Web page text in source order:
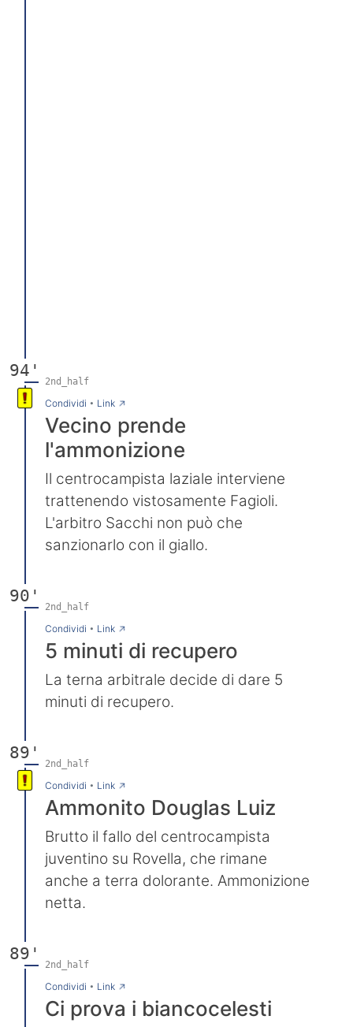
94'
2nd_half
Condividi • Link→
Vecino prende
l'ammonizione
Il centrocampista laziale interviene
trattenendo vistosamente Fagioli.
L'arbitro Sacchi non può che
sanzionarlo con il giallo.
90'
2nd_half
Condividi • Link→
5 minuti di recupero
La terna arbitrale decide di dare 5
minuti di recupero.
89'
2nd_half
Condividi • Link→
Ammonito Douglas Luiz
Brutto il fallo del centrocampista
juventino su Rovella, che rimane
anche a terra dolorante. Ammonizione
netta.
89'
2nd_half
Condividi • Link→
Ci prova i biancocelesti